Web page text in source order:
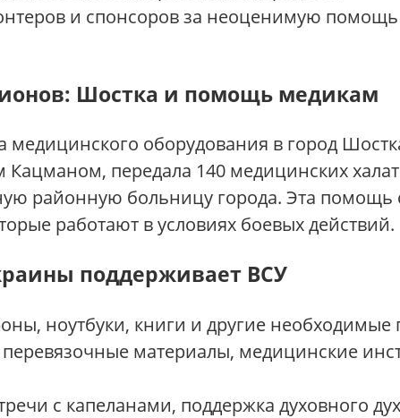
и спонсоров за неоценимую помощь
Шостка и помощь медикам
оборудования в город
передала 140 медицинских
районную больницу города. Эта помощь
работают в условиях боевых действий.
поддерживает ВСУ
ноутбуки, книги и другие необходимые
перевязочные материалы, медицинские
с капеланами, поддержка духовного